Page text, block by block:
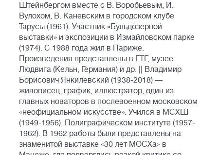
Штейнбергом вместе с В. Воробьевым, И.
Вулохом, В. Каневским в городском клубе
Тарусы (1961). Участник «Бульдозерной
выставки» и экспозиции в Измайловском парке
(1974). С 1988 года жил в Париже.
Произведения представлены в ГТГ, музее
Людвига (Кельн, Германия) и др. || Владимир
Борисович Янкилевский (1938-2018) —
живописец, график, иллюстратор, один из
главных новаторов в послевоенном московском
«неофициальном искусстве». Учился в МСХШ
(1949-1956), Полиграфическом институте (1957-
1962). В 1962 работы были представлены на
знаменитой выставке «30 лет МОСХа» в